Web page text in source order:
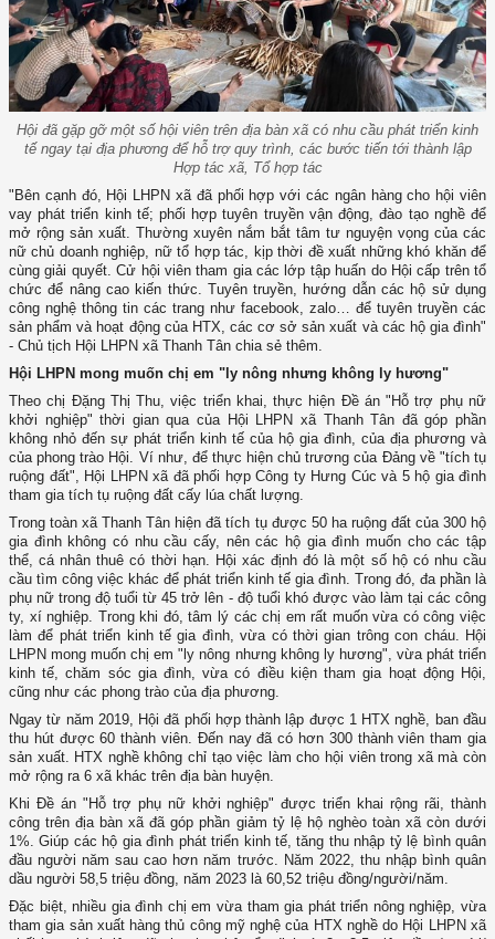
Hội đã gặp gỡ một số hội viên trên địa bàn xã có nhu cầu phát triển kinh
tế ngay tại địa phương để hỗ trợ quy trình, các bước tiến tới thành lập
Hợp tác xã, Tổ hợp tác
"Bên cạnh đó, Hội LHPN xã đã phối hợp với các ngân hàng cho hội viên
vay phát triển kinh tế; phối hợp tuyên truyền vận động, đào tạo nghề để
mở rộng sản xuất. Thường xuyên nắm bắt tâm tư nguyện vọng của các
nữ chủ doanh nghiệp, nữ tổ hợp tác, kịp thời đề xuất những khó khăn để
cùng giải quyết. Cử hội viên tham gia các lớp tập huấn do Hội cấp trên tổ
chức để nâng cao kiến thức. Tuyên truyền, hướng dẫn các hộ sử dụng
công nghệ thông tin các trang như facebook, zalo… để tuyên truyền các
sản phẩm và hoạt động của HTX, các cơ sở sản xuất và các hộ gia đình"
- Chủ tịch Hội LHPN xã Thanh Tân chia sẻ thêm.
Hội LHPN mong muốn chị em "ly nông nhưng không ly hương"
Theo chị Đặng Thị Thu, việc triển khai, thực hiện Đề án "Hỗ trợ phụ nữ
khởi nghiệp" thời gian qua của Hội LHPN xã Thanh Tân đã góp phần
không nhỏ đến sự phát triển kinh tế của hộ gia đình, của địa phương và
của phong trào Hội. Ví như, để thực hiện chủ trương của Đảng về "tích tụ
ruộng đất", Hội LHPN xã đã phối hợp Công ty Hưng Cúc và 5 hộ gia đình
tham gia tích tụ ruộng đất cấy lúa chất lượng.
Trong toàn xã Thanh Tân hiện đã tích tụ được 50 ha ruộng đất của 300 hộ
gia đình không có nhu cầu cấy, nên các hộ gia đình muốn cho các tập
thể, cá nhân thuê có thời hạn. Hội xác định đó là một số hộ có nhu cầu
cầu tìm công việc khác để phát triển kinh tế gia đình. Trong đó, đa phần là
phụ nữ trong độ tuổi từ 45 trở lên - độ tuổi khó được vào làm tại các công
ty, xí nghiệp. Trong khi đó, tâm lý các chị em rất muốn vừa có công việc
làm để phát triển kinh tế gia đình, vừa có thời gian trông con cháu. Hội
LHPN mong muốn chị em "ly nông nhưng không ly hương", vừa phát triển
kinh tế, chăm sóc gia đình, vừa có điều kiện tham gia hoạt động Hội,
cũng như các phong trào của địa phương.
Ngay từ năm 2019, Hội đã phối hợp thành lập được 1 HTX nghề, ban đầu
thu hút được 60 thành viên. Đến nay đã có hơn 300 thành viên tham gia
sản xuất. HTX nghề không chỉ tạo việc làm cho hội viên trong xã mà còn
mở rộng ra 6 xã khác trên địa bàn huyện.
Khi Đề án "Hỗ trợ phụ nữ khởi nghiệp" được triển khai rộng rãi, thành
công trên địa bàn xã đã góp phần giảm tỷ lệ hộ nghèo toàn xã còn dưới
1%. Giúp các hộ gia đình phát triển kinh tế, tăng thu nhập tỷ lệ bình quân
đầu người năm sau cao hơn năm trước. Năm 2022, thu nhập bình quân
dầu người 58,5 triệu đồng, năm 2023 là 60,52 triệu đồng/người/năm.
Đặc biệt, nhiều gia đình chị em vừa tham gia phát triển nông nghiệp, vừa
tham gia sản xuất hàng thủ công mỹ nghệ của HTX nghề do Hội LHPN xã